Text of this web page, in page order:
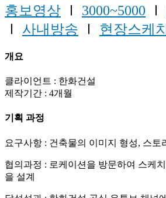
홍보영상 Ⅰ 3000~5000 Ⅰ
Ⅰ 사내방송 Ⅰ 현장스케치
개요
클라이언트 : 한화건설
제작기간 : 4개월
기획 과정
요구사항 : 건축물의 이미지 형성, 스토
협의과정 : 로케이션을 방문하여 스케
을 설계